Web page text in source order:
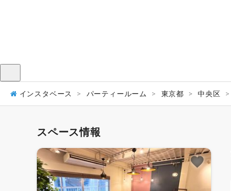
インスタベース パーティールーム 東京都 中央区
スペース情報